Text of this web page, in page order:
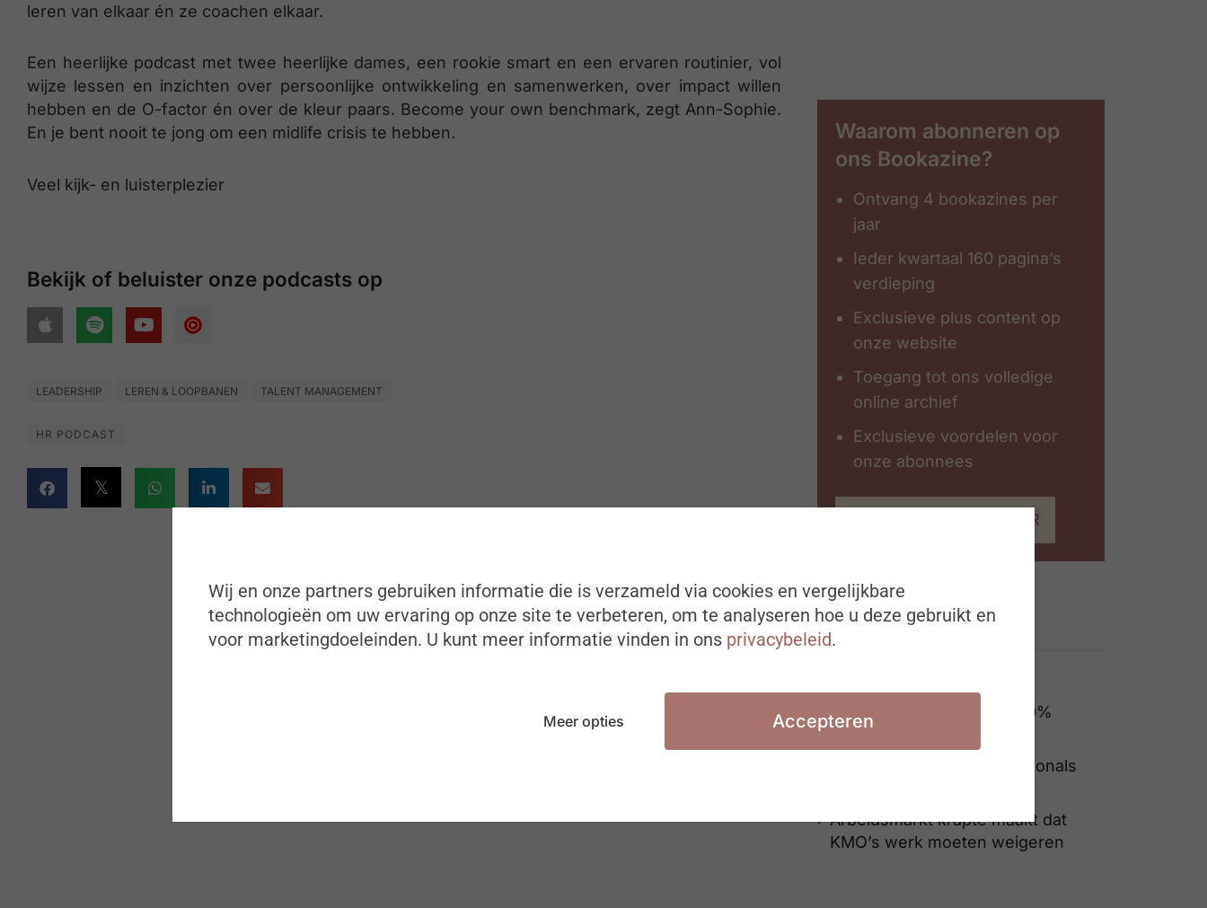
leren van elkaar én ze coachen elkaar.
Een heerlijke podcast met twee heerlijke dames, een rookie smart en een ervaren routinier, vol
wijze lessen en inzichten over persoonlijke ontwikkeling en samenwerken, over impact willen
hebben en de O-factor én over de kleur paars. Become your own benchmark, zegt Ann-Sophie.
En je bent nooit te jong om een midlife crisis te hebben.
Veel kijk- en luisterplezier
Bekijk of beluister onze podcasts op
LEADERSHIP LEREN & LOOPBANEN TALENT MANAGEMENT
HR PODCAST
Waarom abonneren op
ons Bookazine?
Ontvang 4 bookazines per
jaar
Ieder kwartaal 160 pagina’s
verdieping
Exclusieve plus content op
onze website
Toegang tot ons volledige
online archief
Exclusieve voordelen voor
onze abonnees
Abonneer op #ZigZagHR
Ook interessant
Een vrouw verdient als
ondernemer gemiddeld 40%
minder dan een man (?!)
De wereld van HR professionals
Arbeidsmarkt krapte maakt dat
KMO’s werk moeten weigeren
Wij en onze partners gebruiken informatie die is verzameld via cookies en vergelijkbare
technologieën om uw ervaring op onze site te verbeteren, om te analyseren hoe u deze gebruikt en
voor marketingdoeleinden. U kunt meer informatie vinden in ons privacybeleid.
Meer opties Accepteren